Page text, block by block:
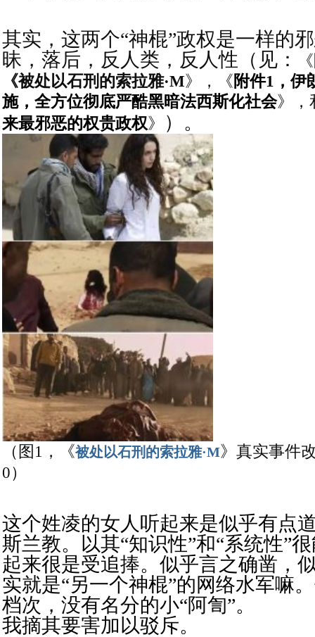
其实，这两个“神棍”政权是一样的
昧，落后，反人类，反人性（见：
《
《被处以石刑的索拉雅·M》， 《附件1 ，
施，全方位彻底严酷黑暗法西斯化社会》，
来最邪恶的权贵政权》 ）。
（图 1，《被处以石刑的索拉雅·M》真实事件
0）
这个姓凌的女人听起来是似乎有点
斯兰教。以其“知识性”和“系统性”
起来很是受追捧。似乎言之确凿，
实就是“另一个神棍”的网络水军嘛
档次，没有名分的小“阿訇”。
我摘其要害加以驳斥。